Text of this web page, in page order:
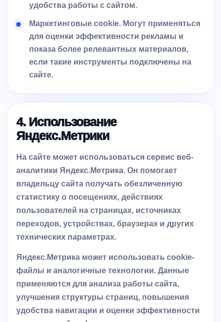
удобства работы с сайтом.
Маркетинговые cookie. Могут применяться
для оценки эффективности рекламы и
показа более релевантных материалов,
если такие инструменты подключены на
сайте.
4. Использование
Яндекс.Метрики
На сайте может использоваться сервис веб-
аналитики Яндекс.Метрика. Он помогает
владельцу сайта получать обезличенную
статистику о посещениях, действиях
пользователей на страницах, источниках
переходов, устройствах, браузерах и других
технических параметрах.
Яндекс.Метрика может использовать cookie-
файлы и аналогичные технологии. Данные
применяются для анализа работы сайта,
улучшения структуры страниц, повышения
удобства навигации и оценки эффективности